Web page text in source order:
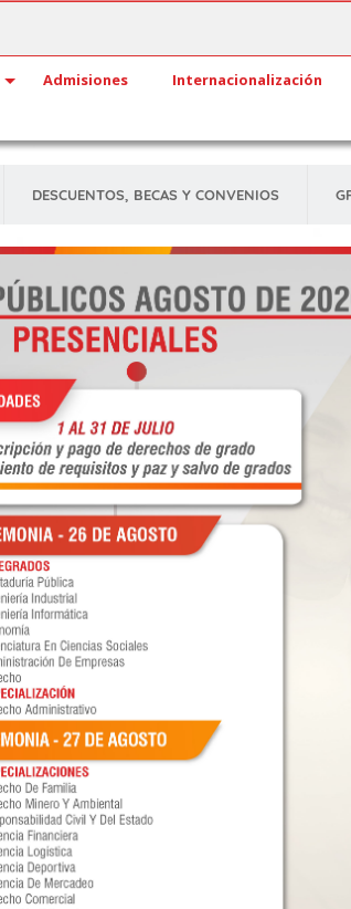
Admisiones Internacionalización
DESCUENTOS, BECAS Y CONVENIOS